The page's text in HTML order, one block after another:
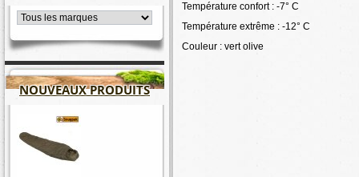
NOUVEAUX PRODUITS
Température confort : -7° C
Température extrême : -12° C
Couleur : vert olive